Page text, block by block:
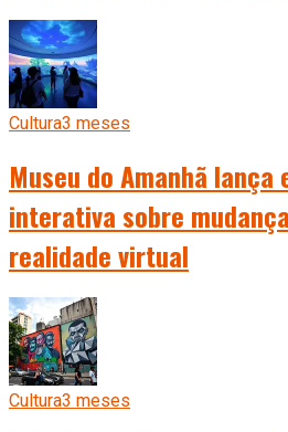
Cultura3 meses
Museu do Amanhã lança
interativa sobre
realidade virtual
Cultura3 meses